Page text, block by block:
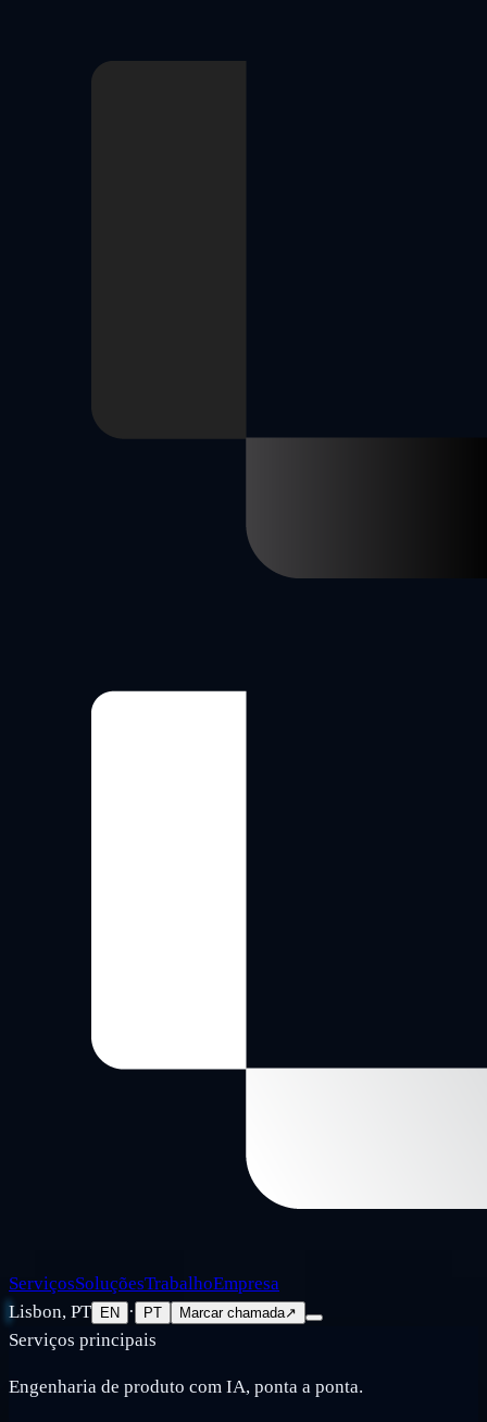
ServiçosSoluçõesTrabalhoEmpresa
Lisbon, PT
EN · PT Marcar chamada↗
Serviços principais
Engenharia de produto com IA, ponta a ponta.